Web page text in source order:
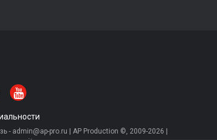
- admin@ap-pro.ru | AP Production ©, 2009-2026 |